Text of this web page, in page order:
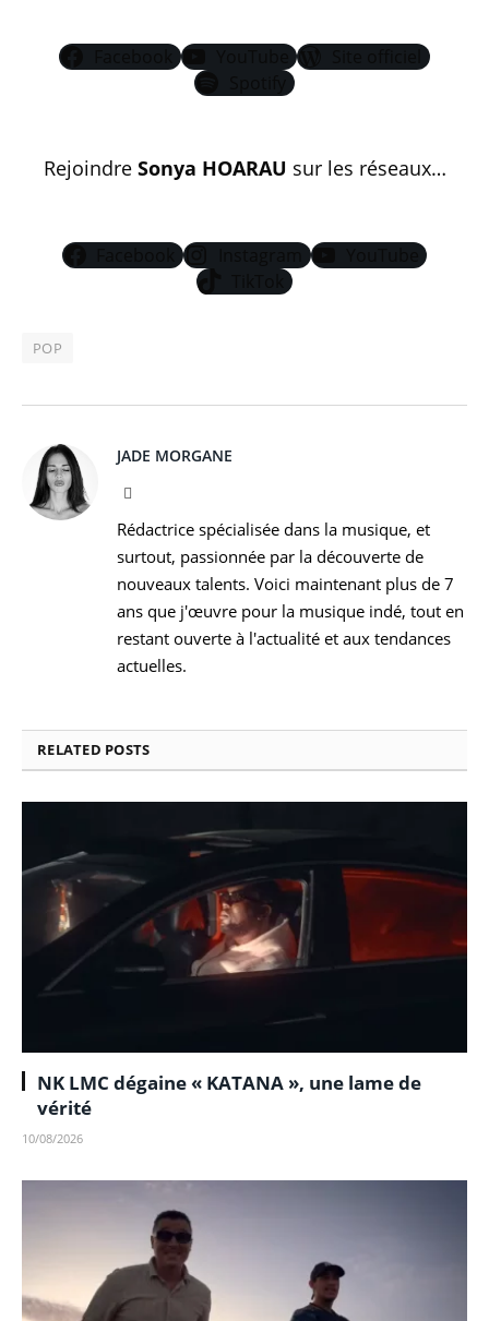
Rejoindre Sonya HOARAU sur les réseaux…
POP
JADE MORGANE
Rédactrice spécialisée dans la musique, et
surtout, passionnée par la découverte de
nouveaux talents. Voici maintenant plus de 7
ans que j'œuvre pour la musique indé, tout en
restant ouverte à l'actualité et aux tendances
actuelles.
RELATED POSTS
NK LMC dégaine « KATANA », une lame de
vérité
10/08/2026